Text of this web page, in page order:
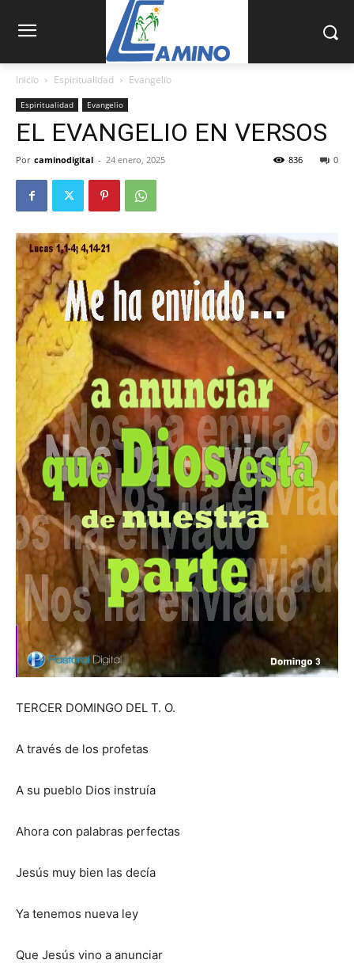
Inicio Espiritualidad Evangelio
Espiritualidad Evangelio
EL EVANGELIO EN VERSOS
Por caminodigital - 24 enero, 2025 0
836
TERCER DOMINGO DEL T. O.
A través de los profetas
A su pueblo Dios instruía
Ahora con palabras perfectas
Jesús muy bien las decía
Ya tenemos nueva ley
Que Jesús vino a anunciar